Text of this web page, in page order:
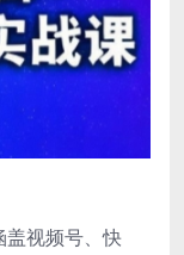
盖​​视频号、快